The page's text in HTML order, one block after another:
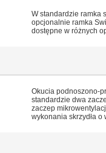
Okucia podnoszono-
standardzie dwa
zaczep
wykonania skrzydła o
W standardzie ramka
opcjonalnie ramka
dostępne w różnych